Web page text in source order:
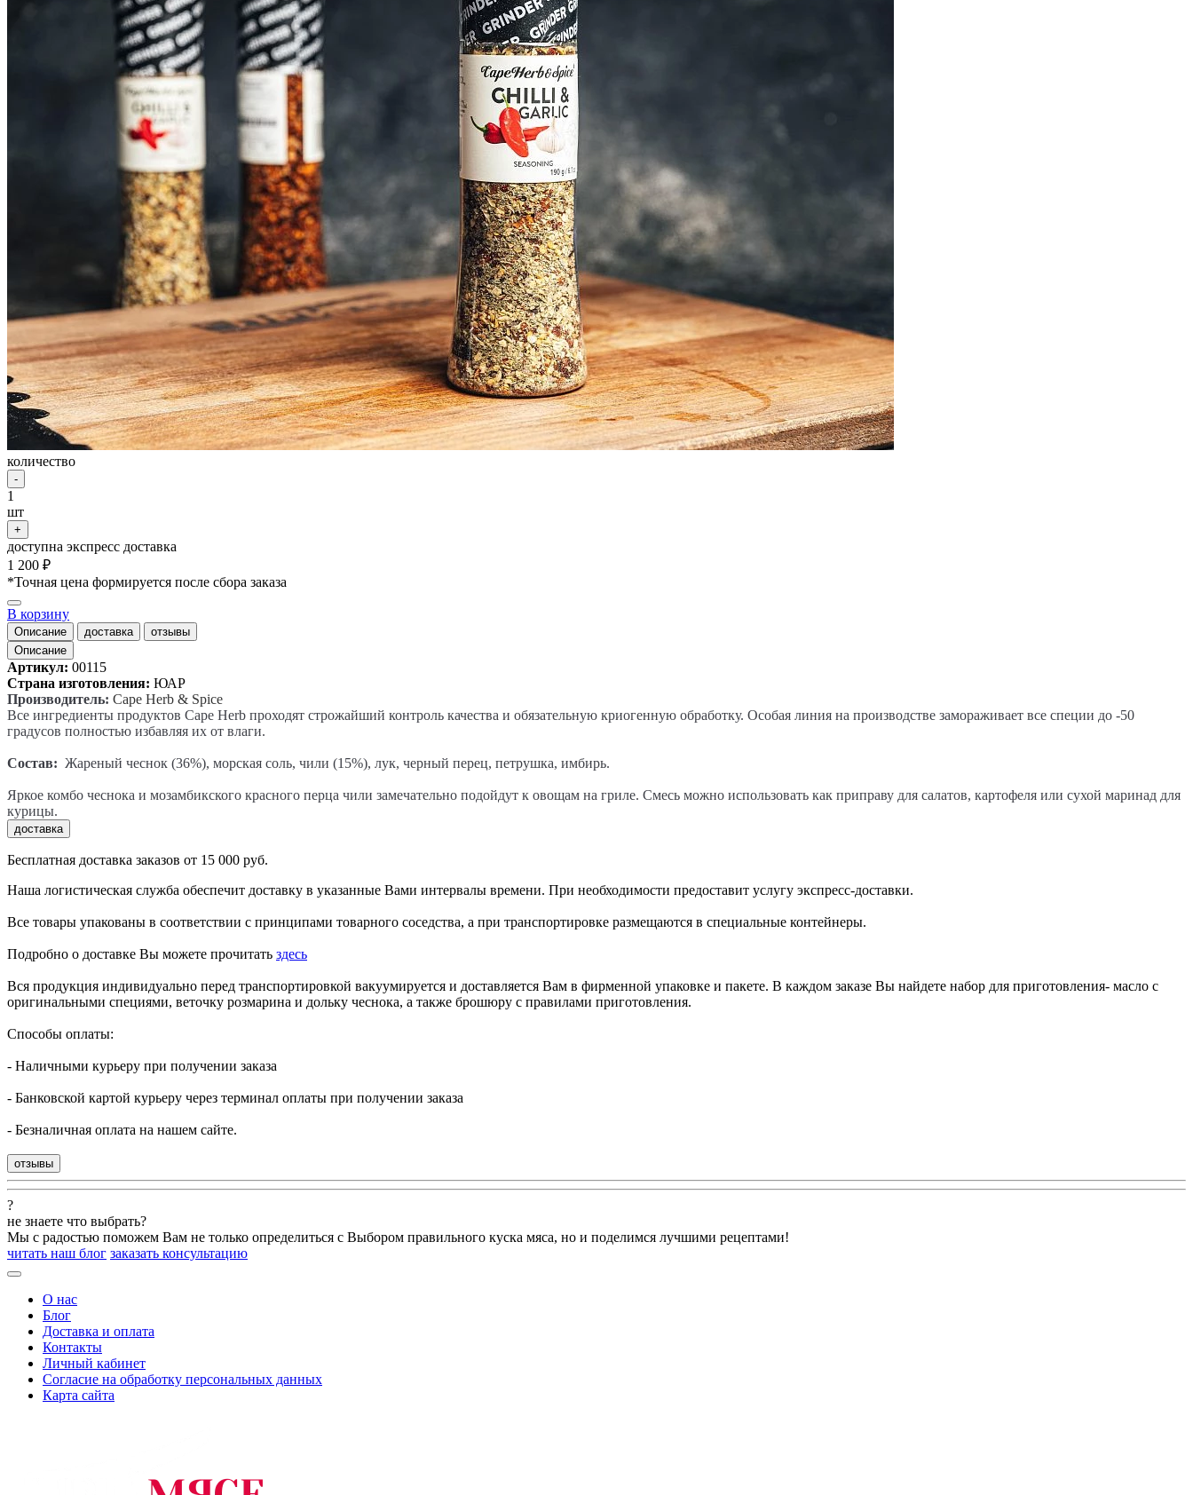
количество
-
1
шт
+
доступна экспресс доставка
1 200 ₽
*Точная цена формируется после сбора заказа
В корзину
Описание доставка
отзывы
Описание
Артикул: 00115
Страна изготовления: ЮАР
Производитель: Cape Herb & Spice
Все ингредиенты продуктов Cape Herb проходят строжайший контроль качества и обязательную криогенную обработку. Особая линия на производстве замораживает все специи до -50
градусов полностью избавляя их от влаги.
Состав: Жареный чеснок (36%), морская соль, чили (15%), лук, черный перец, петрушка, имбирь.
Яркое комбо чеснока и мозамбикского красного перца чили замечательно подойдут к овощам на гриле. Смесь можно использовать как приправу для салатов, картофеля или сухой маринад для
курицы.
доставка
Бесплатная доставка заказов от 15 000 руб.
Наша логистическая служба обеспечит доставку в указанные Вами интервалы времени. При необходимости предоставит услугу экспресс-доставки.
Все товары упакованы в соответствии с принципами товарного соседства, а при транспортировке размещаются в специальные контейнеры.
Подробно о доставке Вы можете прочитать здесь
Вся продукция индивидуально перед транспортировкой вакуумируется и доставляется Вам в фирменной упаковке и пакете. В каждом заказе Вы найдете набор для приготовления- масло с
оригинальными специями, веточку розмарина и дольку чеснока, а также брошюру с правилами приготовления.
Способы оплаты:
- Наличными курьеру при получении заказа
- Банковской картой курьеру через терминал оплаты при получении заказа
- Безналичная оплата на нашем сайте.
отзывы
?
не знаете что выбрать?
Мы с радостью поможем Вам не только определиться с Выбором правильного куска мяса, но и поделимся лучшими рецептами!
читать наш блог заказать консультацию
О нас
Блог
Доставка и оплата
Контакты
Личный кабинет
Согласие на обработку персональных данных
Карта сайта